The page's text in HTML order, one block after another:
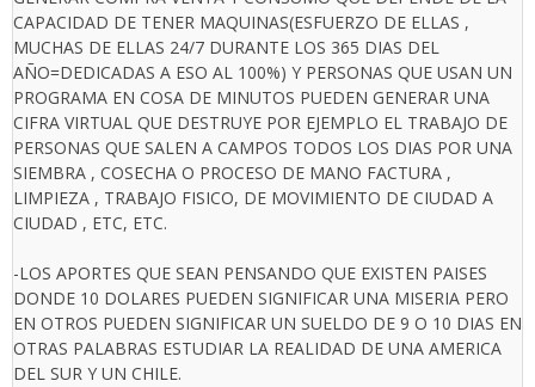
CAPACIDAD DE TENER MAQUINAS(ESFUERZO DE ELLAS ,
MUCHAS DE ELLAS 24/7 DURANTE LOS 365 DIAS DEL
AÑO=DEDICADAS A ESO AL 100%) Y PERSONAS QUE USAN UN
PROGRAMA EN COSA DE MINUTOS PUEDEN GENERAR UNA
CIFRA VIRTUAL QUE DESTRUYE POR EJEMPLO EL TRABAJO DE
PERSONAS QUE SALEN A CAMPOS TODOS LOS DIAS POR UNA
SIEMBRA , COSECHA O PROCESO DE MANO FACTURA ,
LIMPIEZA , TRABAJO FISICO, DE MOVIMIENTO DE CIUDAD A
CIUDAD , ETC, ETC.
-LOS APORTES QUE SEAN PENSANDO QUE EXISTEN PAISES
DONDE 10 DOLARES PUEDEN SIGNIFICAR UNA MISERIA PERO
EN OTROS PUEDEN SIGNIFICAR UN SUELDO DE 9 O 10 DIAS EN
OTRAS PALABRAS ESTUDIAR LA REALIDAD DE UNA AMERICA
DEL SUR Y UN CHILE.